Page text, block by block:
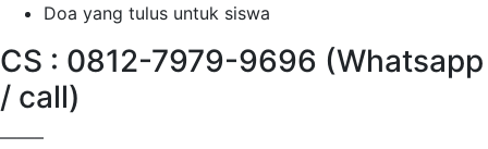
Doa yang tulus untuk siswa
CS : 0812-7979-9696 (Whatsapp
/ call)
——–